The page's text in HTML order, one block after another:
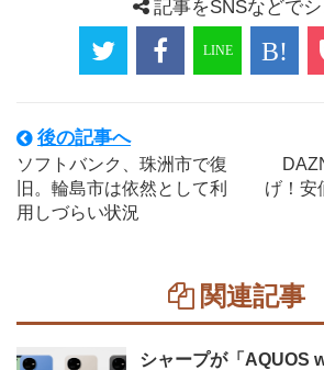
記事をSNSなどで
後の記事へ
ソフトバンク、珠洲市で復
旧。輪島市は依然として利
用しづらい状況
げ！安
関連記事
シャープが「AQUOS